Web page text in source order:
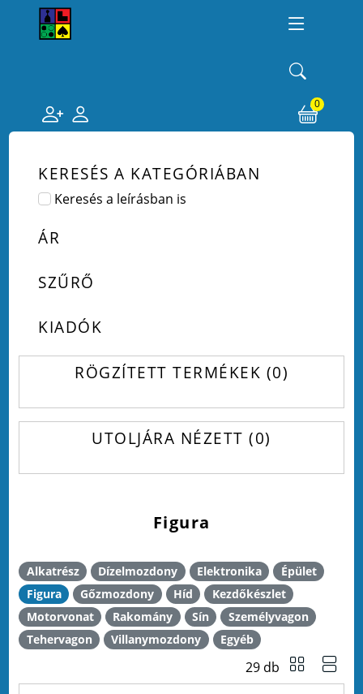
0
KERESÉS A KATEGÓRIÁBAN
Keresés a leírásban is
ÁR
SZŰRŐ
KIADÓK
RÖGZÍTETT TERMÉKEK 0
UTOLJÁRA NÉZETT 0
Figura
Alkatrész Dízelmozdony Elektronika
Épület
Figura
Gőzmozdony Híd
Kezdőkészlet
Motorvonat
Rakomány Sín
Személyvagon
Tehervagon
Villanymozdony Egyéb
29 db